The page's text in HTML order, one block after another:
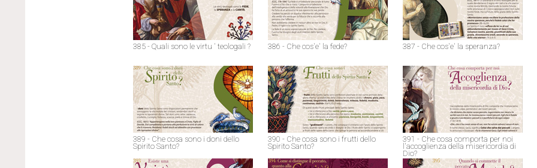
385 - Quali sono le virtu ' teologali ? 386 - Che cos'e' la fede? 387 - Che cos'e' la speranza?
389 - Che cosa sono i doni dello
Spirito Santo?
390 - Che cosa sono i frutti dello
Spirito Santo?
391 - Che cosa comporta per noi
l'accoglienza della misericordia di
Dio?